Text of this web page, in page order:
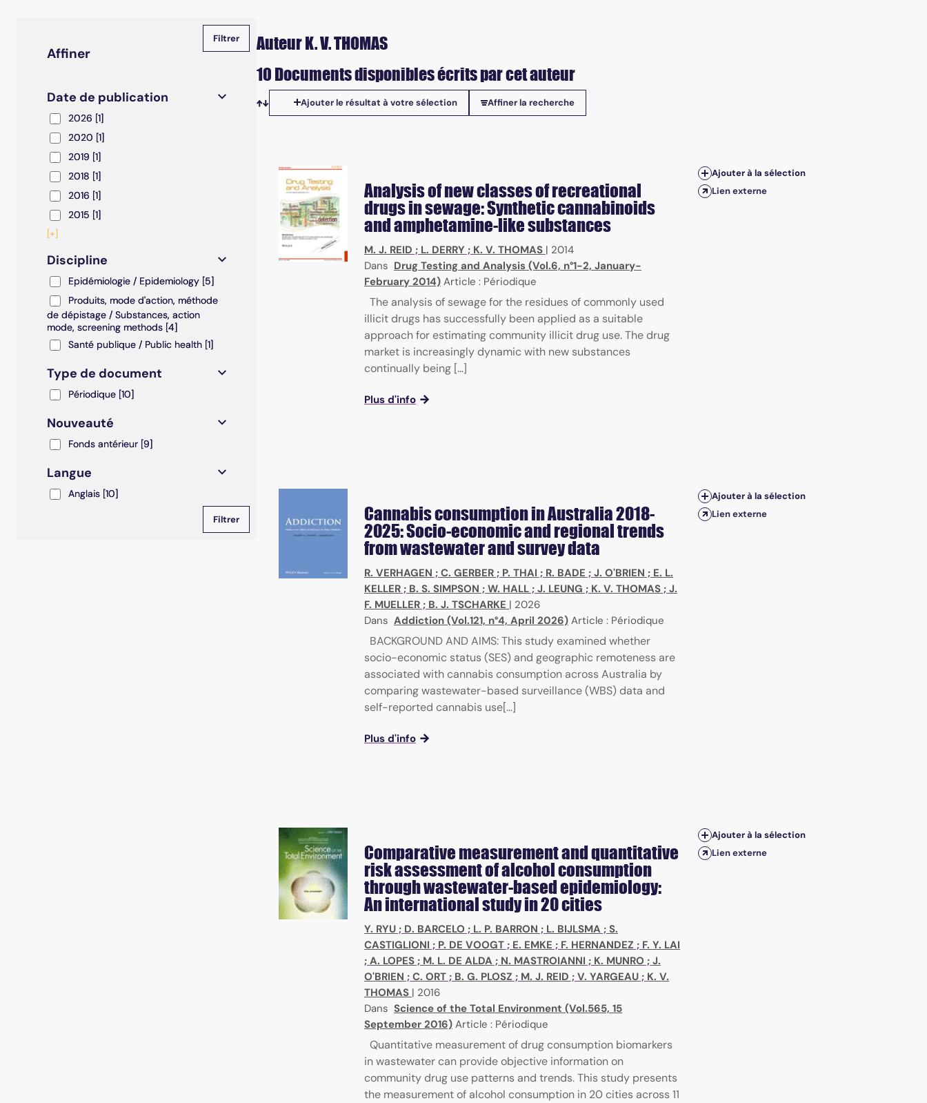
Affiner
Date de publication
20262026 [1]
20202020 [1]
20192019 [1]
20182018 [1]
20162016 [1]
20152015 [1]
[+]
Discipline
Epidémiologie / Epidemiology
Epidémiologie / Epidemiology [5]
Produits, mode d'action, méthode de dépistage / Substances, action mode, screening methods
Produits, mode d'action, méthode
de dépistage / Substances, action
mode, screening methods [4]
Santé publique / Public health
Santé publique / Public health [1]
Type de document
Périodique
Périodique [10]
Nouveauté
Fonds antérieur
Fonds antérieur [9]
Langue
AnglaisAnglais [10]
Auteur K. V. THOMAS
10 Documents disponibles écrits par cet auteur
Tris disponibles
Ajouter le résultat à votre sélection Affiner la recherche
Analysis of new classes of recreational
drugs in sewage: Synthetic cannabinoids
and amphetamine-like substances
M. J. REID ; L. DERRY ; K. V. THOMAS | 2014
Dans Drug Testing and Analysis (Vol.6, n°1-2, January-
February 2014) Article : Périodique
The analysis of sewage for the residues of commonly used
illicit drugs has successfully been applied as a suitable
approach for estimating community illicit drug use. The drug
market is increasingly dynamic with new substances
continually being [...]
Plus d'info
Ajouter à la sélection
Lien externe
Cannabis consumption in Australia 2018-
2025: Socio-economic and regional trends
from wastewater and survey data
R. VERHAGEN ; C. GERBER ; P. THAI ; R. BADE ; J. O'BRIEN ; E. L.
KELLER ; B. S. SIMPSON ; W. HALL ; J. LEUNG ; K. V. THOMAS ; J.
F. MUELLER ; B. J. TSCHARKE | 2026
Dans Addiction (Vol.121, n°4, April 2026) Article : Périodique
BACKGROUND AND AIMS: This study examined whether
socio-economic status (SES) and geographic remoteness are
associated with cannabis consumption across Australia by
comparing wastewater-based surveillance (WBS) data and
self-reported cannabis use[...]
Plus d'info
Ajouter à la sélection
Lien externe
Comparative measurement and quantitative
risk assessment of alcohol consumption
through wastewater-based epidemiology:
An international study in 20 cities
Y. RYU ; D. BARCELO ; L. P. BARRON ; L. BIJLSMA ; S.
CASTIGLIONI ; P. DE VOOGT ; E. EMKE ; F. HERNANDEZ ; F. Y. LAI
; A. LOPES ; M. L. DE ALDA ; N. MASTROIANNI ; K. MUNRO ; J.
O'BRIEN ; C. ORT ; B. G. PLOSZ ; M. J. REID ; V. YARGEAU ; K. V.
THOMAS | 2016
Dans Science of the Total Environment (Vol.565, 15
September 2016) Article : Périodique
Quantitative measurement of drug consumption biomarkers
in wastewater can provide objective information on
community drug use patterns and trends. This study presents
the measurement of alcohol consumption in 20 cities across 11
Ajouter à la sélection
Lien externe